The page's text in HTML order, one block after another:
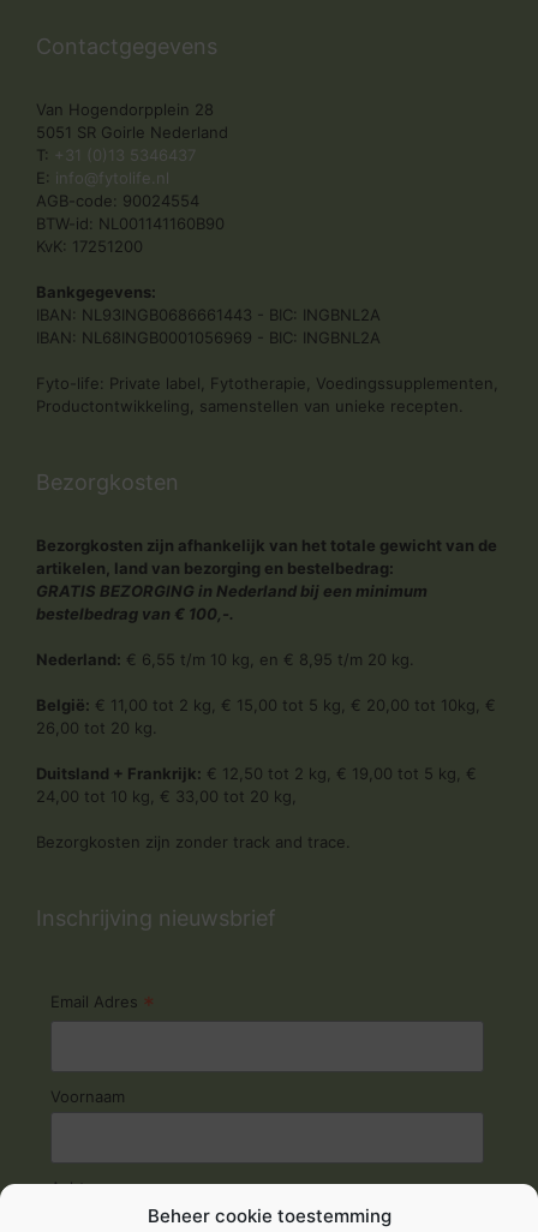
Beheer cookie toestemming
Contactgegevens
Van Hogendorpplein 28
5051 SR Goirle Nederland
T: +31 (0)13 5346437
E: info@fytolife.nl
AGB-code: 90024554
BTW-id: NL001141160B90
KvK: 17251200
Bankgegevens:
IBAN: NL93INGB0686661443 - BIC: INGBNL2A
IBAN: NL68INGB0001056969 - BIC: INGBNL2A
Fyto-life: Private label, Fytotherapie, Voedingssupplementen,
Productontwikkeling, samenstellen van unieke recepten.
Bezorgkosten
Bezorgkosten zijn afhankelijk van het totale gewicht van de
artikelen, land van bezorging en bestelbedrag:
GRATIS BEZORGING in Nederland bij een minimum
bestelbedrag van € 100,-.
Nederland: € 6,55 t/m 10 kg, en € 8,95 t/m 20 kg.
België: € 11,00 tot 2 kg, € 15,00 tot 5 kg, € 20,00 tot 10kg, €
26,00 tot 20 kg.
Duitsland + Frankrijk: € 12,50 tot 2 kg, € 19,00 tot 5 kg, €
24,00 tot 10 kg, € 33,00 tot 20 kg,
Bezorgkosten zijn zonder track and trace.
Inschrijving nieuwsbrief
Email Adres *
Voornaam
Achternaam